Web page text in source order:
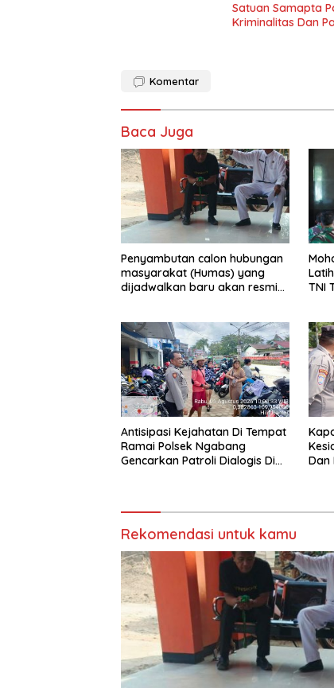
Satuan Samapta
Kriminalitas Dan
Komentar
Baca Juga
‎Penyambutan calon hubungan
masyarakat (Humas) yang
dijadwalkan baru akan resmi
sorotan tajam
TNI
Antisipasi Kejahatan Di Tempat
Ramai Polsek Ngabang
Gencarkan Patroli Dialogis Di
Dan
Rekomendasi untuk kamu